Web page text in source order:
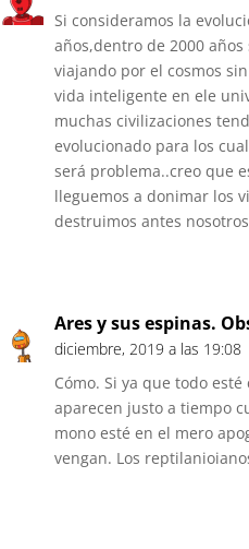
Si consideramos la
años,dentro de 2000
viajando por el cosmos
vida inteligente en ele
muchas civilizaciones
evolucionado para los
será problema..creo que
lleguemos a donimar los
destruimos antes
Ares y sus espinas.
diciembre, 2019 a las 19:08
Cómo. Si ya que todo
aparecen justo a tiempo
mono esté en el mero
vengan. Los